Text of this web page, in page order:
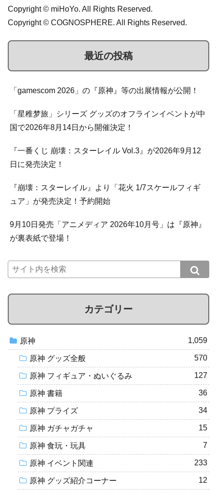
Copyright © miHoYo. All Rights Reserved.
Copyright © COGNOSPHERE. All Rights Reserved.
最近の投稿
「gamescom 2026」の『原神』等の出展情報が公開！
「星稚梦旅」シリーズ グッズのオフラインイベントが中
国で2026年8月14日から開催決定！
『一番くじ 崩壊：スターレイル Vol.3』が2026年9月12
日に発売決定！
『崩壊：スターレイル』より「花火 1/7スケールフィギ
ュア」が発売決定！予約開始
9月10日発売「アニメディア 2026年10月号」は『原神』
が裏表紙で登場！
カテゴリー
原神 1,059
原神 グッズ全般 570
原神 フィギュア・ぬいぐるみ 127
原神 書籍 36
原神 プライズ 34
原神 ガチャガチャ 15
原神 食玩・玩具 7
原神 イベント関連 233
原神 グッズ紹介コーナー 12